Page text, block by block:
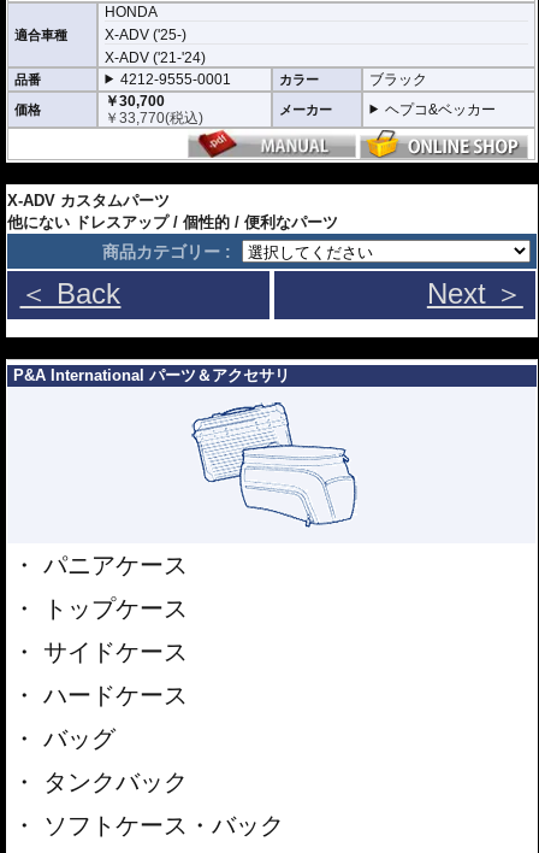
適合車種
HONDA
X-ADV ('25-)
X-ADV ('21-'24)
品番 4212-9555-0001 カラー ブラック
価格
￥30,700
￥33,770(税込) メーカー ヘプコ&ベッカー
X-ADV カスタムパーツ
他にない ドレスアップ / 個性的 / 便利なパーツ
商品カテゴリー :
＜ Back Next ＞
P&A International パーツ＆アクセサリ
パニアケース
トップケース
サイドケース
ハードケース
バッグ
タンクバック
ソフトケース・バック